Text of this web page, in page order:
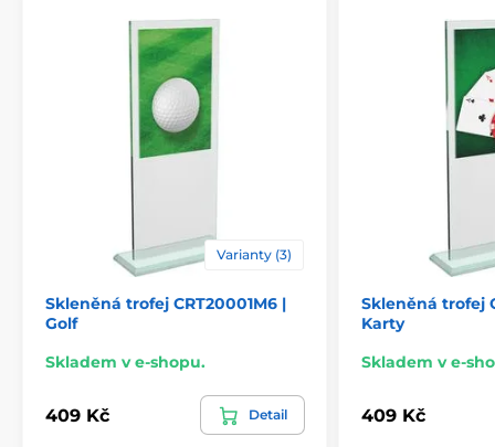
Varianty (3)
Skleněná trofej CRT20001M6 |
Golf
Skladem v e-shopu.
409 Kč Detail
Skleněná trofej
Karty
Skladem v e-
409 Kč